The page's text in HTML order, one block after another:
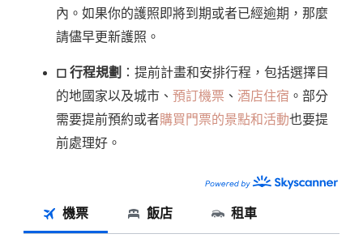
內。如果你的護照即將到期或者已經逾期，那麼
請儘早更新護照。
◻︎ 行程規劃 ：提前計畫和安排行程，包括選擇目
的地國家以及城市、 預訂機票 、 酒店住宿 。部分
需要提前預約或者購買門票的景點和活動也要提
前處理好。